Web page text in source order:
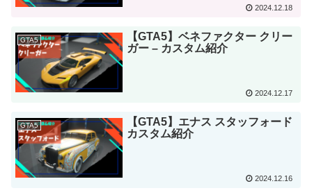
2024.12.18
GTA5
【GTA5】ベネファクター クリー
ガー – カスタム紹介
2024.12.17
GTA5
【GTA5】エナス スタッフォード
カスタム紹介
2024.12.16